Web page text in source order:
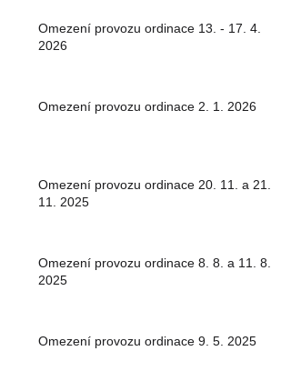
Omezení provozu ordinace 13. - 17. 4.
2026
Omezení provozu ordinace 2. 1. 2026
Omezení provozu ordinace 20. 11. a 21.
11. 2025
Omezení provozu ordinace 8. 8. a 11. 8.
2025
Omezení provozu ordinace 9. 5. 2025